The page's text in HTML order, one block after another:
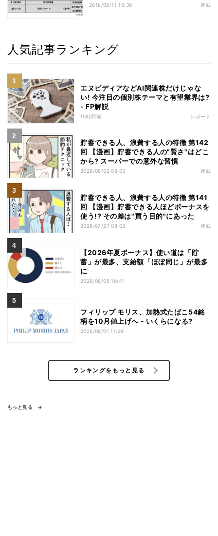
2018/08/11 10:36 連載
人気記事ランキング
エヌビディアなどAI関連株だけじゃな
い! 今注目の個別株テーマと有望業界は?
- FP解説
10時間前 レポート
貯蓄できる人、浪費する人の特徴 第142
回 【漫画】貯蓄できる人の"賢さ"はどこ
から? スーパーでの意外な習慣
2026/08/02 08:03 連載
貯蓄できる人、浪費する人の特徴 第141
回 【漫画】貯蓄できる人ほどボーナスを
使う!? その差は"買う目的"にあった
2026/07/27 08:03 連載
【2026年夏ボーナス】使い道は「貯
蓄」が最多、支給額「ほぼ同じ」が最多
に
2026/08/05 16:41
フィリップ モリス、加熱式たばこ54銘
柄を10月値上げへ - いくらになる?
2026/08/01 11:29
ランキングをもっと見る
もっと見る